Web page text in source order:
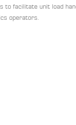
facilitate unit load
operators.